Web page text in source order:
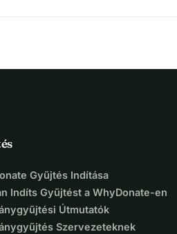
Gyűjtés Indítása
Indíts Gyűjtést a WhyDonate-en
Útmutatók
Szervezeteknek